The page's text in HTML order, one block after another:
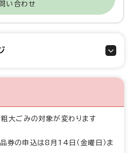
い合わせ
大ごみの対象が変わります
券の申込は8月14日（金曜日）ま